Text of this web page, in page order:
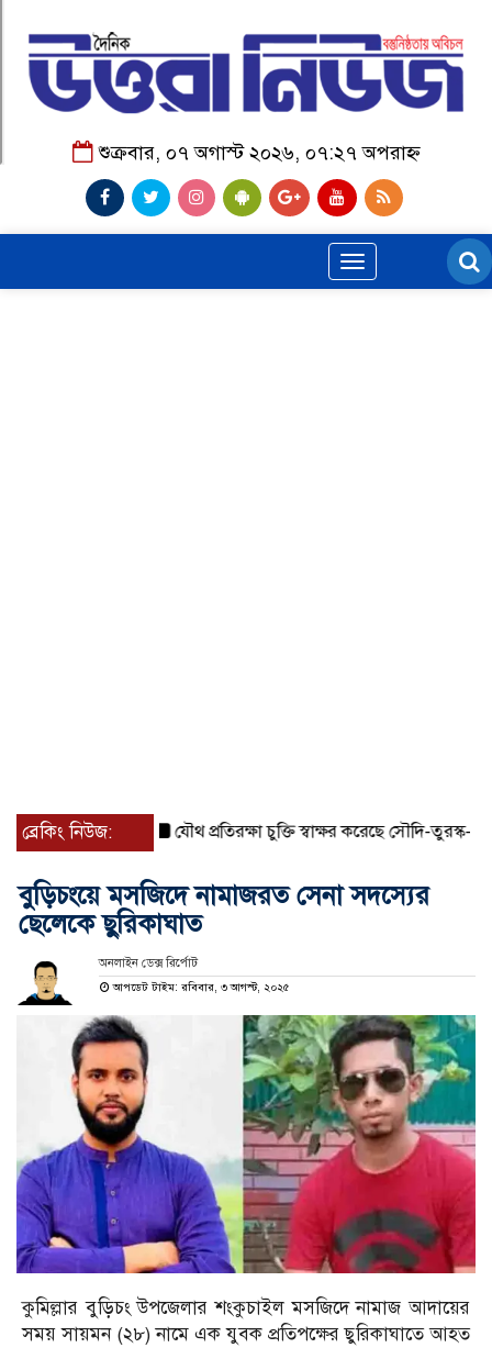
শুক্রবার, ০৭ অগাস্ট ২০২৬, ০৭:২৭ অপরাহ্ন
Toggle
navigation
ব্রেকিং নিউজ: যৌথ প্রতিরক্ষা চুক্তি স্বাক্ষর করেছে সৌদি-তুরস্ক-পাকিস্তান
বুড়িচংয়ে মসজিদে নামাজরত সেনা সদস্যের
ছেলেকে ছুরিকাঘাত
অনলাইন ডেক্স রির্পোট
আপডেট টাইম: রবিবার, ৩ আগস্ট, ২০২৫
কুমিল্লার বুড়িচং উপজেলার শংকুচাইল মসজিদে নামাজ আদায়ের
সময় সায়মন (২৮) নামে এক যুবক প্রতিপক্ষের ছুরিকাঘাতে আহত